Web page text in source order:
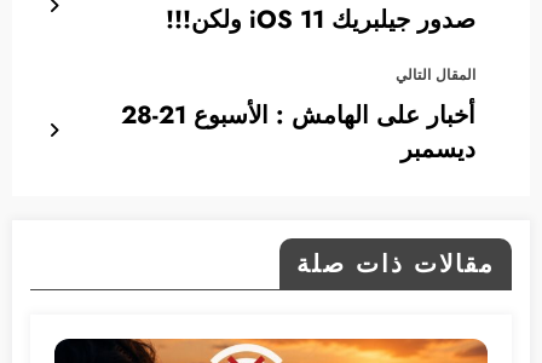
صدور جيلبريك iOS 11 ولكن!!!
المقال التالي
أخبار على الهامش : الأسبوع 21-28
ديسمبر
مقالات ذات صلة